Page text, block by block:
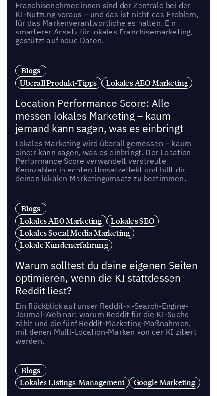
Franchisenehmer:innen sind der Zentrale bei der
KI-Nutzung voraus – und das ist nicht das Problem,
für das Markenverantwortliche es halten. Ein
smarterer Ansatz für lokales Franchisemarketing,
gestützt auf neue Daten.
Blogs
Uberall Produkt-Tipps
Lokales AEO Marketing
Location Performance Score: Alle
messen lokales Marketing – kaum
jemand kann sagen, was es einbringt
Lokales Marketing wird überall gemessen – kaum
eine:r kann sagen, was es einbringt. Der Location
Performance Score verwandelt verstreute
Kennzahlen in echten Umsatzeffekt und hilft dir,
deinen lokalen Marketingumsatz zu bestimmen.
Blogs
Lokales AEO Marketing
Lokales SEO
Lokales Social Media Marketing
Lokale Kundenerfahrung
Warum solltest du deine eigenen Seiten
optimieren, wenn die KI stattdessen
Reddit liest?
Ein Rückblick auf unser Reddit-×-Search-Engine-
Journal-Webinar: warum Reddit für die KI-Suche
zählt und die fünf Reddit-Marketing-Maßnahmen,
mit denen Multi-Location-Marken von der KI zitiert
werden.
Blogs
Lokales Listings-Management
Google Marketing